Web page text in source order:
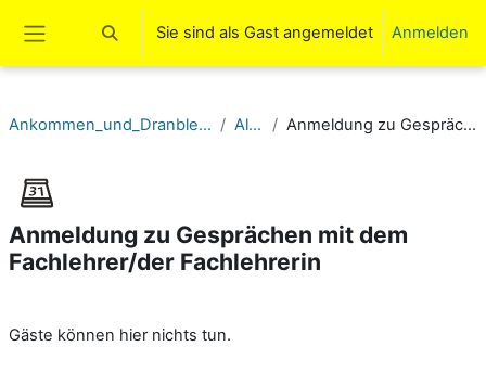
Website-Übersicht
Sucheingabe umschalten
Sie sind als Gast angemeldet Anmelden
Ankommen_und_Dranbleiben: Sozialpäd. Assistenz Deutsch LF01 Allgemeines Anmeldung zu Gesprächen mit dem Fachlehrer/der Fachlehrerin
Anmeldung zu Gesprächen mit dem
Fachlehrer/der Fachlehrerin
Gäste können hier nichts tun.